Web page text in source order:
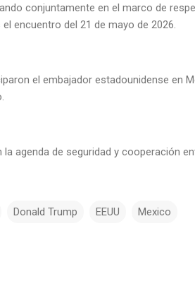
conjuntamente en el marco de
encuentro del 21 de mayo de 2026.
el embajador estadounidense en
agenda de seguridad y cooperación
Donald Trump EEUU Mexico